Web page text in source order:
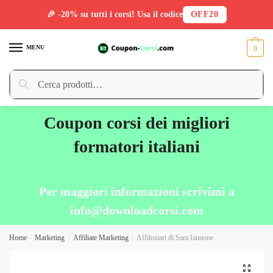
MENU
Cerca:
Cerca
0
Coupon corsi dei migliori
formatori italiani
Per maggiori informazioni scrivimi a
info@downloadcorsi.com
Home Marketing Affiliate Marketing Affilostart di Sara Iannone
🔍
🎉 -20% su tutti i corsi! Usa il codice OFF20